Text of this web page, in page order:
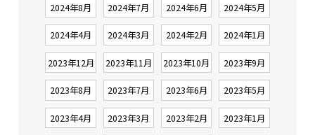
2024年8月 2024年7月 2024年6月 2024年5月
2024年4月 2024年3月 2024年2月 2024年1月
2023年12月 2023年11月 2023年10月 2023年9月
2023年8月 2023年7月 2023年6月 2023年5月
2023年4月 2023年3月 2023年2月 2023年1月